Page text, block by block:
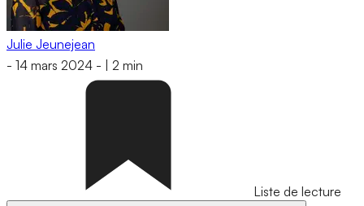
Julie Jeunejean
- 14 mars 2024 - 2 min
Liste de lecture